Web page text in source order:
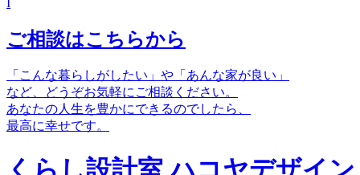
ご相談はこちらから
「こんな暮らしがしたい」や「あんな家が良い」
など、どうぞお気軽にご相談ください。
あなたの人生を豊かにできるのでしたら、
最高に幸せです。